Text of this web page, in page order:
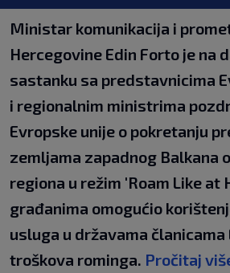
Ministar komunikacija i
Hercegovine Edin Forto je na
sastanku sa predstavnicima
i regionalnim ministrima
Evropske unije o pokretanju
zemljama zapadnog Balkana
regiona u režim 'Roam Like at
građanima omogućio
usluga u državama članicama
troškova rominga. Pročitaj